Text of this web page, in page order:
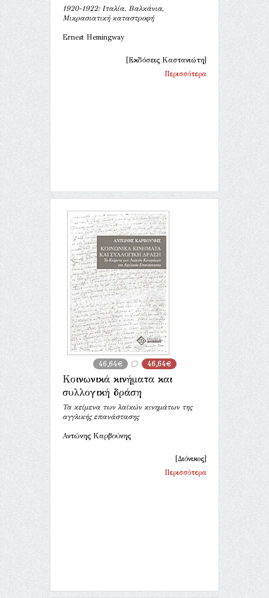
1920-1922: Ιταλία, Βαλκάνια,
Μικρασιατική καταστροφή
Ernest Hemingway
[Εκδόσεις Καστανιώτη]
Περισσότερα
46,64€ 46,64€
Κοινωνικά κινήματα και
συλλογική δράση
Τα κείμενα των λαϊκών κινημάτων της
αγγλικής επανάστασης
Αντώνης Καρβούνης
[Διόνικος]
Περισσότερα